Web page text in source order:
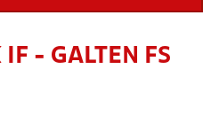
- GALTEN FS